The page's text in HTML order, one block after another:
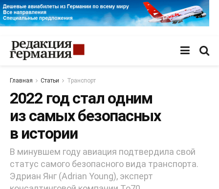
Главная Статьи Транспорт
2022 год стал одним
из самых безопасных
в истории
В минувшем году авиация подтвердила свой
статус самого безопасного вида транспорта.
Эдриан Янг (Adrian Young), эксперт